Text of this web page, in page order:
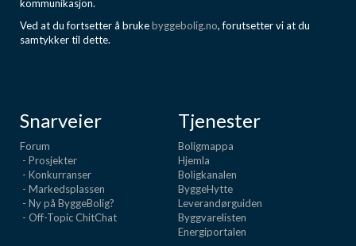
kommunikasjon.
Ved at du fortsetter å brukebyggebolig.no, forutsetter vi at du
samtykker til dette.
Snarveier
Forum
- Prosjekter
- Konkurranser
- Markedsplassen
- Ny på ByggeBolig?
- Off-Topic ChitChat
Tjenester
Boligmappa
Hjemla
Boligkanalen
ByggeHytte
Leverandørguiden
Byggvarelisten
Energiportalen